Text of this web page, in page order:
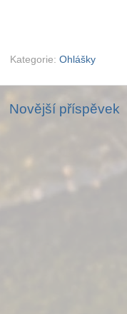
Kategorie: Ohlášky
Novější příspěvek